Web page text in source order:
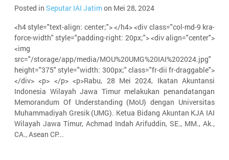
Posted in Seputar IAI Jatimon Mei 28, 2024
<h4 style="text-align: center;"> </h4> <div class="col-md-9 kra-
force-width" style="padding-right: 20px;"> <div align="center">
<img
src="/storage/app/media/MOU%20UMG%20IAI%202024.jpg"
height="375" style="width: 300px;" class="fr-dii fr-draggable">
</div> <p> </p> <p>Rabu, 28 Mei 2024, Ikatan Akuntansi
Indonesia Wilayah Jawa Timur melakukan penandatangan
Memorandum Of Understanding (MoU) dengan Universitas
Muhammadiyah Gresik (UMG). Ketua Bidang Akuntan KJA IAI
Wilayah Jawa Timur, Achmad Indah Arifuddin, SE., MM., Ak.,
CA., Asean CP...